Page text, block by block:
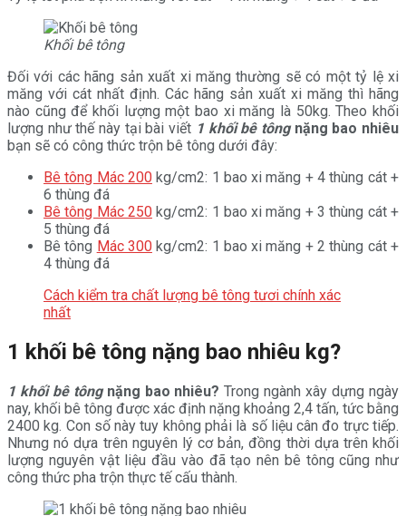
Khối bê tông
Đối với các hãng sản xuất xi măng thường sẽ có một tỷ lệ xi
măng với cát nhất định. Các hãng sản xuất xi măng thì hãng
nào cũng để khối lượng một bao xi măng là 50kg. Theo khối
lượng như thế này tại bài viết 1 khối bê tôngnặng bao nhiêu
bạn sẽ có công thức trộn bê tông dưới đây:
Bê tông Mác 200kg/cm2: 1 bao xi măng + 4 thùng cát +
6 thùng đá
Bê tông Mác 250kg/cm2: 1 bao xi măng + 3 thùng cát +
5 thùng đá
Bê tông Mác 300kg/cm2: 1 bao xi măng + 2 thùng cát +
4 thùng đá
Cách kiểm tra chất lượng bê tông tươi chính xác
nhất
1 khối bê tông nặng bao nhiêu kg?
1 khối bê tôngnặng bao nhiêu?Trong ngành xây dựng ngày
nay, khối bê tông được xác định nặng khoảng 2,4 tấn, tức bằng
2400 kg. Con số này tuy không phải là số liệu cân đo trực tiếp.
Nhưng nó dựa trên nguyên lý cơ bản, đồng thời dựa trên khối
lượng nguyên vật liệu đầu vào đã tạo nên bê tông cũng như
công thức pha trộn thực tế cấu thành.